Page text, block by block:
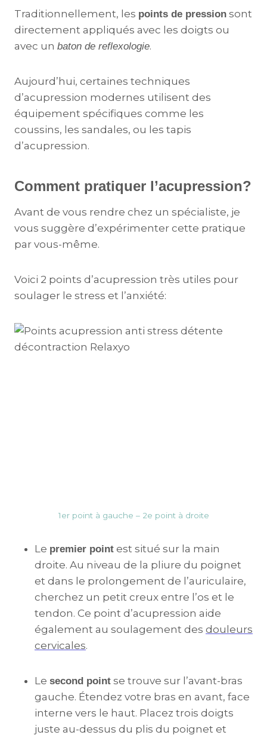
Traditionnellement, les points de pression sont
directement appliqués avec les doigts ou
avec un baton de reflexologie.
Aujourd’hui, certaines techniques
d’acupression modernes utilisent des
équipement spécifiques comme les
coussins, les sandales, ou les tapis
d’acupression.
Comment pratiquer l’acupression?
Avant de vous rendre chez un spécialiste, je
vous suggère d’expérimenter cette pratique
par vous-même.
Voici 2 points d’acupression très utiles pour
soulager le stress et l’anxiété:
1er point à gauche – 2e point à droite
Le premier point est situé sur la main
droite. Au niveau de la pliure du poignet
et dans le prolongement de l’auriculaire,
cherchez un petit creux entre l’os et le
tendon. Ce point d’acupression aide
également au soulagement des douleurs
cervicales.
Le second point se trouve sur l’avant-bras
gauche. Étendez votre bras en avant, face
interne vers le haut. Placez trois doigts
juste au-dessus du plis du poignet et